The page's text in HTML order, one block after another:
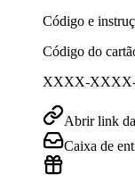
Código e
Código do
XXXX-
Abrir link
Caixa de